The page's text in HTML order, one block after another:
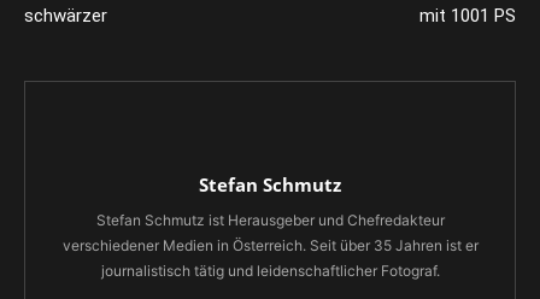
schwärzer
mit 1001 PS
Stefan Schmutz
Stefan Schmutz ist Herausgeber und Chefredakteur
verschiedener Medien in Österreich. Seit über 35 Jahren ist er
journalistisch tätig und leidenschaftlicher Fotograf.